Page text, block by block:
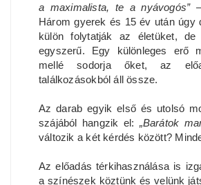
a maximalista, te a nyávogós”–
Három gyerek és 15 év után úgy
külön folytatják az életüket,
egyszerű. Egy különleges erő
mellé sodorja őket, az
találkozásokból áll össze.
Az darab egyik első és utolsó
szájából hangzik el: „Barátok
változik a két kérdés között?
Az előadás térkihasználása is
a színészek köztünk és velünk